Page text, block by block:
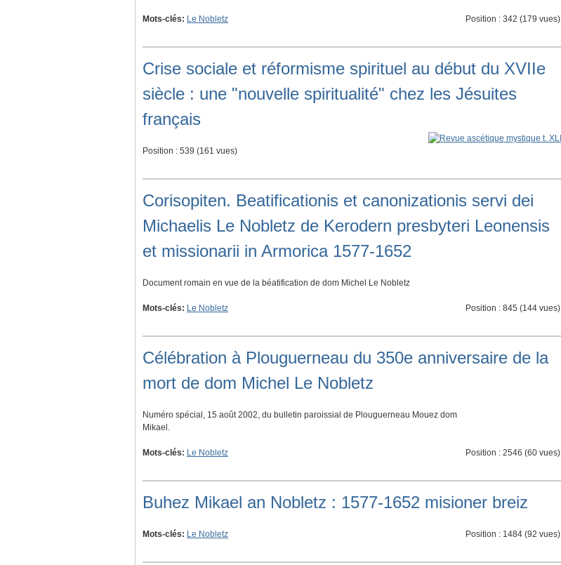
Mots-clés: Le Nobletz Position : 342 (179 vues)
Crise sociale et réformisme spirituel au début du XVIIe
siècle : une "nouvelle spiritualité" chez les Jésuites
français
Position : 539 (161 vues)
Corisopiten. Beatificationis et canonizationis servi dei
Michaelis Le Nobletz de Kerodern presbyteri Leonensis
et missionarii in Armorica 1577-1652
Document romain en vue de la béatification de dom Michel Le Nobletz
Mots-clés: Le Nobletz Position : 845 (144 vues)
Célébration à Plouguerneau du 350e anniversaire de la
mort de dom Michel Le Nobletz
Numéro spécial, 15 août 2002, du bulletin paroissial de Plouguerneau Mouez dom
Mikael.
Mots-clés: Le Nobletz Position : 2546 (60 vues)
Buhez Mikael an Nobletz : 1577-1652 misioner breiz
Mots-clés: Le Nobletz Position : 1484 (92 vues)